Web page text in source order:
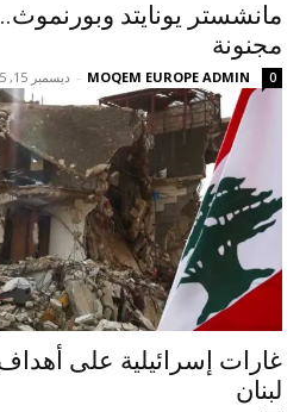
مجنونة
MOQEM EUROPE ADMIN
- ديسمبر 15, 2025 0
غارات إسرائيلية على
لبنان